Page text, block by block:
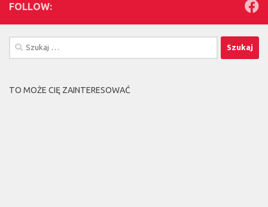
FOLLOW:
Szukaj:
TO MOŻE CIĘ ZAINTERESOWAĆ